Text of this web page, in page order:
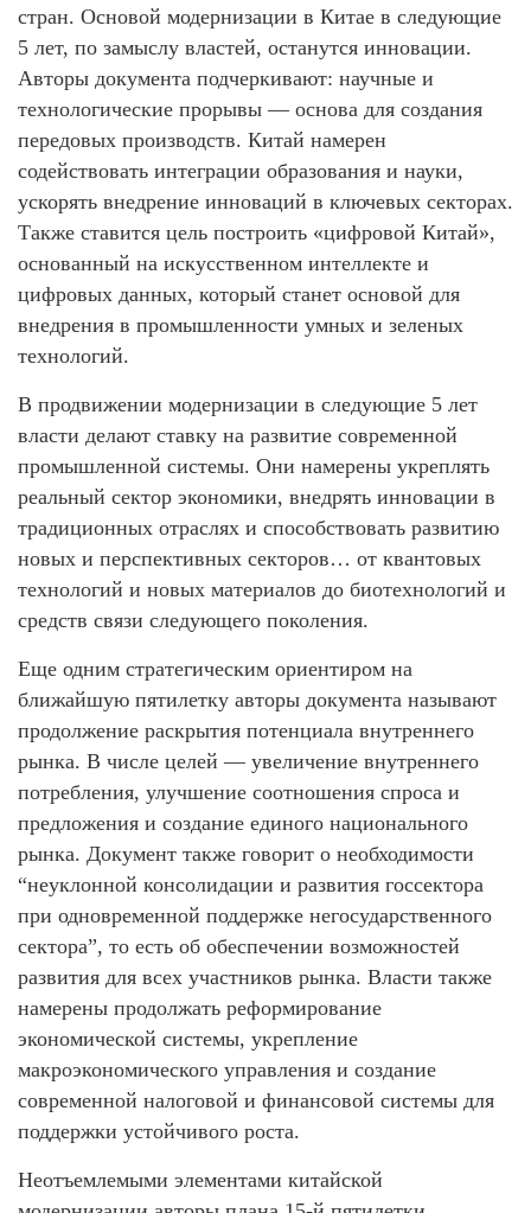
стран. Основой модернизации в Китае в следующие
5 лет, по замыслу властей, останутся инновации.
Авторы документа подчеркивают: научные и
технологические прорывы — основа для создания
передовых производств. Китай намерен
содействовать интеграции образования и науки,
ускорять внедрение инноваций в ключевых секторах.
Также ставится цель построить «цифровой Китай»,
основанный на искусственном интеллекте и
цифровых данных, который станет основой для
внедрения в промышленности умных и зеленых
технологий.
В продвижении модернизации в следующие 5 лет
власти делают ставку на развитие современной
промышленной системы. Они намерены укреплять
реальный сектор экономики, внедрять инновации в
традиционных отраслях и способствовать развитию
новых и перспективных секторов… от квантовых
технологий и новых материалов до биотехнологий и
средств связи следующего поколения.
Еще одним стратегическим ориентиром на
ближайшую пятилетку авторы документа называют
продолжение раскрытия потенциала внутреннего
рынка. В числе целей — увеличение внутреннего
потребления, улучшение соотношения спроса и
предложения и создание единого национального
рынка. Документ также говорит о необходимости
“неуклонной консолидации и развития госсектора
при одновременной поддержке негосударственного
сектора”, то есть об обеспечении возможностей
развития для всех участников рынка. Власти также
намерены продолжать реформирование
экономической системы, укрепление
макроэкономического управления и создание
современной налоговой и финансовой системы для
поддержки устойчивого роста.
Неотъемлемыми элементами китайской